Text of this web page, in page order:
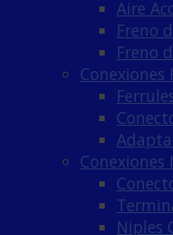
Aire
Freno
Freno
Niples